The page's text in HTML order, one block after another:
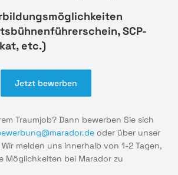
SCP-
etc.)
Jetzt bewerben
Traumjob? Dann bewerben Sie sich
oder über unser
Wir melden uns innerhalb von 1-2 Tagen,
Möglichkeiten bei Marador zu